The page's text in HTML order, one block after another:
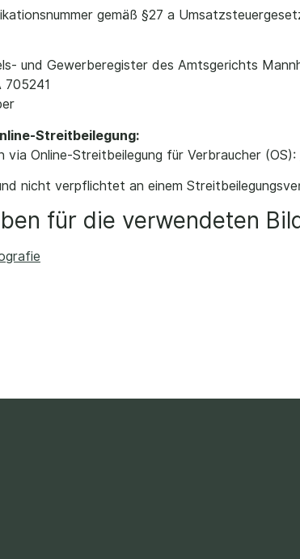
gemäß §27 a
und Gewerberegister des Amtsgerichts
705241
Streitbeilegung:
via Online-Streitbeilegung für Verbraucher (OS):
nicht verpflichtet an einem
für die verwendeten